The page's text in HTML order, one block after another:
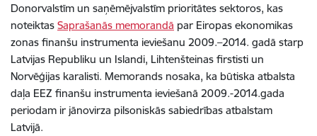
Donorvalstīm un saņēmējvalstīm prioritātes sektoros, kas
noteiktas Saprašanās memorandā par Eiropas ekonomikas
zonas finanšu instrumenta ieviešanu 2009.–2014. gadā starp
Latvijas Republiku un Islandi, Lihtenšteinas firstisti un
Norvēģijas karalisti. Memorands nosaka, ka būtiska atbalsta
daļa EEZ finanšu instrumenta ieviešanā 2009.-2014.gada
periodam ir jānovirza pilsoniskās sabiedrības atbalstam
Latvijā.